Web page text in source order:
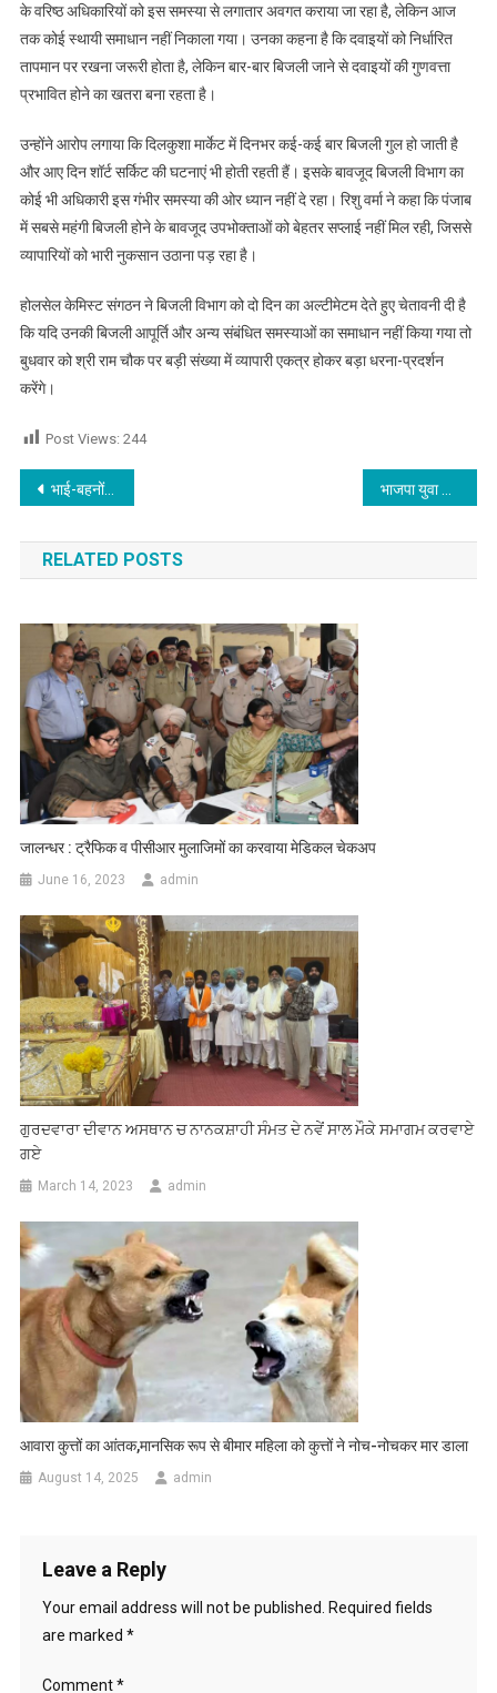
के वरिष्ठ अधिकारियों को इस समस्या से लगातार अवगत कराया जा रहा है, लेकिन आज
तक कोई स्थायी समाधान नहीं निकाला गया। उनका कहना है कि दवाइयों को निर्धारित
तापमान पर रखना जरूरी होता है, लेकिन बार-बार बिजली जाने से दवाइयों की गुणवत्ता
प्रभावित होने का खतरा बना रहता है।
उन्होंने आरोप लगाया कि दिलकुशा मार्केट में दिनभर कई-कई बार बिजली गुल हो जाती है
और आए दिन शॉर्ट सर्किट की घटनाएं भी होती रहती हैं। इसके बावजूद बिजली विभाग का
कोई भी अधिकारी इस गंभीर समस्या की ओर ध्यान नहीं दे रहा। रिशु वर्मा ने कहा कि पंजाब
में सबसे महंगी बिजली होने के बावजूद उपभोक्ताओं को बेहतर सप्लाई नहीं मिल रही, जिससे
व्यापारियों को भारी नुकसान उठाना पड़ रहा है।
होलसेल केमिस्ट संगठन ने बिजली विभाग को दो दिन का अल्टीमेटम देते हुए चेतावनी दी है
कि यदि उनकी बिजली आपूर्ति और अन्य संबंधित समस्याओं का समाधान नहीं किया गया तो
बुधवार को श्री राम चौक पर बड़ी संख्या में व्यापारी एकत्र होकर बड़ा धरना-प्रदर्शन
करेंगे।
Post Views: 244
Post navigation
भाई-बहनों के साथ घर से निकली छात्रा स्कूल पहुंचने से पहले हुई गायब
RELATED POSTS
जालन्धर : ट्रैफिक व पीसीआर मुलाजिमों का करवाया मेडिकल चेकअप
June 16, 2023 admin
ਗੁਰਦਵਾਰਾ ਦੀਵਾਨ ਅਸਥਾਨ ਚ ਨਾਨਕਸ਼ਾਹੀ ਸੰਮਤ ਦੇ ਨਵੇਂ ਸਾਲ ਮੌਕੇ ਸਮਾਗਮ ਕਰਵਾਏ
ਗਏ
March 14, 2023 admin
आवारा कुत्तों का आंतक,मानसिक रूप से बीमार महिला को कुत्तों ने नोच-नोचकर मार डाला
August 14, 2025 admin
Leave a Reply
Your email address will not be published. Required fields
are marked *
Comment*